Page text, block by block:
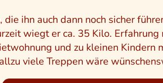
ihn auch dann noch sicher
wiegt er ca. 35 Kilo.
und zu kleinen Kindern
viele Treppen wäre